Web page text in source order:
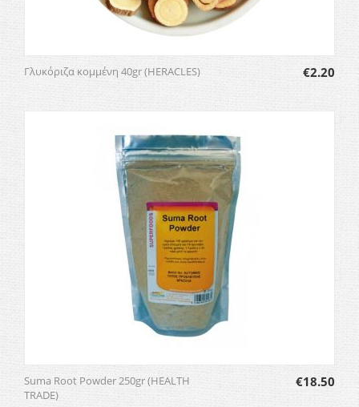
Γλυκόριζα κομμένη 40gr (HERACLES) €2.20
Suma Root Powder 250gr (HEALTH
TRADE)
€18.50